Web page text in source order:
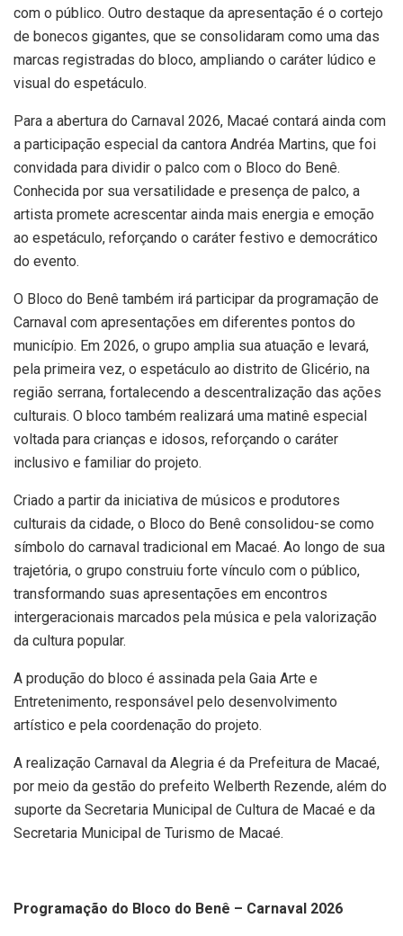
com o público. Outro destaque da apresentação é o cortejo
de bonecos gigantes, que se consolidaram como uma das
marcas registradas do bloco, ampliando o caráter lúdico e
visual do espetáculo.
Para a abertura do Carnaval 2026, Macaé contará ainda com
a participação especial da cantora Andréa Martins, que foi
convidada para dividir o palco com o Bloco do Benê.
Conhecida por sua versatilidade e presença de palco, a
artista promete acrescentar ainda mais energia e emoção
ao espetáculo, reforçando o caráter festivo e democrático
do evento.
O Bloco do Benê também irá participar da programação de
Carnaval com apresentações em diferentes pontos do
município. Em 2026, o grupo amplia sua atuação e levará,
pela primeira vez, o espetáculo ao distrito de Glicério, na
região serrana, fortalecendo a descentralização das ações
culturais. O bloco também realizará uma matinê especial
voltada para crianças e idosos, reforçando o caráter
inclusivo e familiar do projeto.
Criado a partir da iniciativa de músicos e produtores
culturais da cidade, o Bloco do Benê consolidou-se como
símbolo do carnaval tradicional em Macaé. Ao longo de sua
trajetória, o grupo construiu forte vínculo com o público,
transformando suas apresentações em encontros
intergeracionais marcados pela música e pela valorização
da cultura popular.
A produção do bloco é assinada pela Gaia Arte e
Entretenimento, responsável pelo desenvolvimento
artístico e pela coordenação do projeto.
A realização Carnaval da Alegria é da Prefeitura de Macaé,
por meio da gestão do prefeito Welberth Rezende, além do
suporte da Secretaria Municipal de Cultura de Macaé e da
Secretaria Municipal de Turismo de Macaé.
Programação do Bloco do Benê – Carnaval 2026